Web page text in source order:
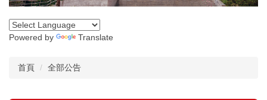
Powered by Translate
首頁 全部公告